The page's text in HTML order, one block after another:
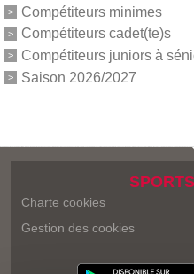
Compétiteurs minimes
Compétiteurs cadet(te)s
Compétiteurs juniors à
Saison 2026/2027
SPORTS
Charte cookies
Gestion des cookies